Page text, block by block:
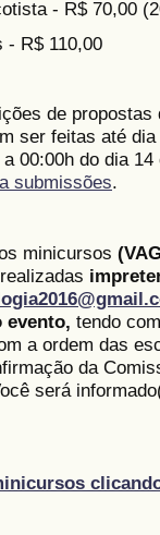
- R$ 70,00
- R$ 110,00
de
ser feitas até
00:00h do dia
submissões.
minicursos
evento, tendo
a ordem das
da
será